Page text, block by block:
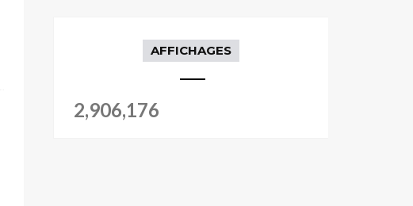
AFFICHAGES
2,906,176